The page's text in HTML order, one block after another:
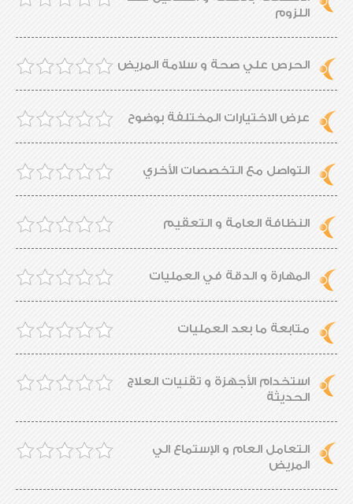
اللزوم
الحرص علي صحة و سلامة المريض
عرض الاختيارات المختلفة بوضوح
التواصل مع التخصصات الأخري
النظافة العامة و التعقيم
المهارة و الدقة في العمليات
متابعة ما بعد العمليات
استخدام الأجهزة و تقنيات العلاج
الحديثة
التعامل العام و الإستماع الي
المريض